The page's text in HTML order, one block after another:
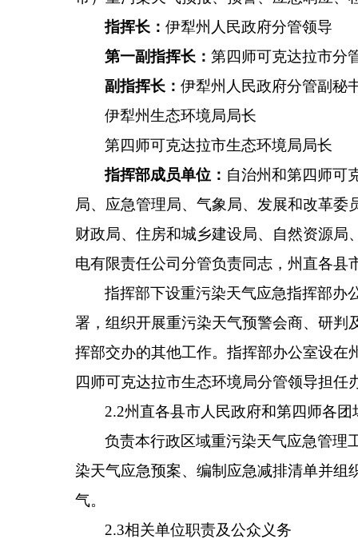
指挥长：伊犁州人民政府分管领导
第一副指挥长：第四师可克达拉市分
副指挥长：伊犁州人民政府分管副秘
伊犁州生态环境局局长
第四师可克达拉市生态环境局局长
指挥部成员单位： 自治州和第四师可
局、应急管理局、气象局、发展和改革
财政局、住房和城乡建设局、自然资源局
电有限责任公司分管负责同志， 州直各县
指挥部下设重污染天气应急指挥部办
署，组织开展重污染天气预警会商、研判
挥部交办的其他工作。指挥部办公室设在
四师可克达拉市生态环境局分管领导担任
2.2州直各县市人民政府和第四师各团
负责本行政区域重污染天气应急管理
染天气应急预案、编制应急减排清单并组
气。
2.3相关单位职责及公众义务